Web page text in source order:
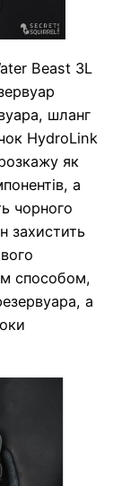
Beast 3L
шланг
HydroLink
як
а
чорного
захистить
способом,
а